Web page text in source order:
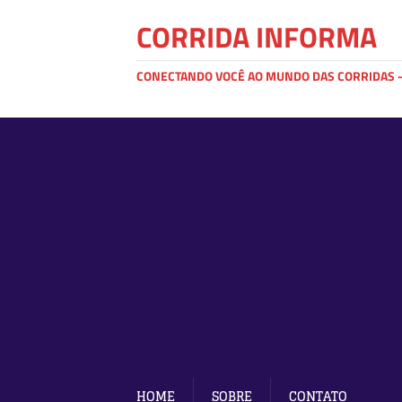
CORRIDA INFORMA
CONECTANDO VOCÊ AO MUNDO DAS CORRIDAS
HOME SOBRE CONTATO